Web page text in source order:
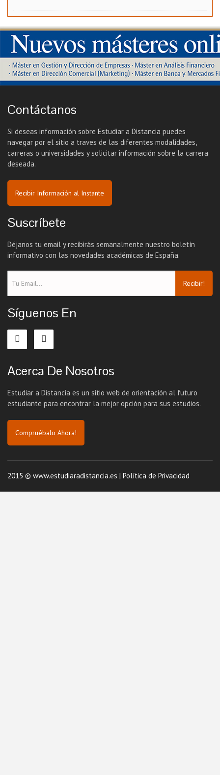
Contáctanos
Si deseas información sobre Estudiar a Distancia puedes
navegar por el sitio a traves de las diferentes modalidades,
carreras o universidades y solicitar información sobre la carrera
deseada.
Recibir Información al Instante
Suscríbete
Déjanos tu email y recibirás semanalmente nuestro boletín
informativo con las novedades académicas de España.
Recibir!
Síguenos En
Acerca De Nosotros
Estudiar a Distancia es un sitio web de orientación al futuro
estudiante para encontrar la mejor opción para sus estudios.
Compruébalo Ahora!
2015 © www.estudiaradistancia.es | Política de Privacidad